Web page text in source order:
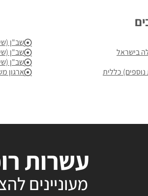
בישראל
נוספים) כללית
שב"ן
שב"ן
שב"ן
ארגון
עשרות
מעוניינים